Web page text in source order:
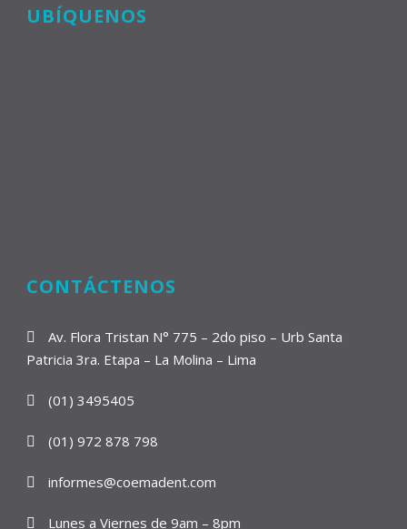
UBÍQUENOS
CONTÁCTENOS
Av. Flora Tristan N° 775 – 2do piso – Urb Santa
Patricia 3ra. Etapa – La Molina – Lima
(01) 3495405
(01) 972 878 798
informes@coemadent.com
Lunes a Viernes de 9am – 8pm